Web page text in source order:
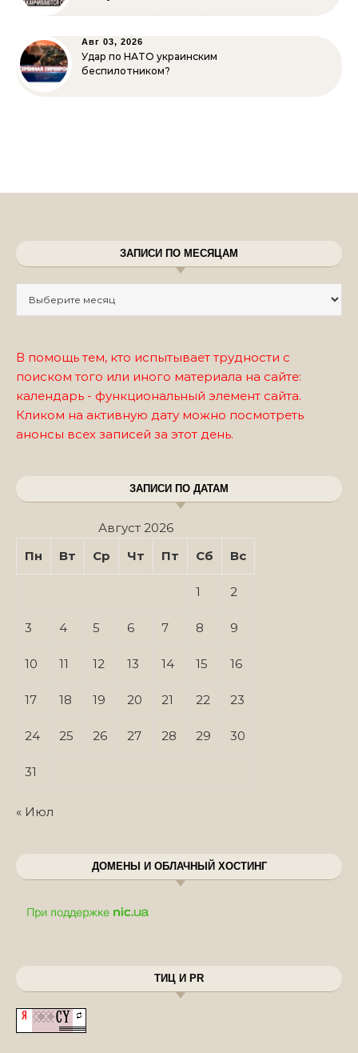
Авг 03, 2026
Удар по НАТО украинским
беспилотником?
ЗАПИСИ ПО МЕСЯЦАМ
В помощь тем, кто испытывает трудности с
поиском того или иного материала на сайте:
календарь - функциональный элемент сайта.
Кликом на активную дату можно посмотреть
анонсы всех записей за этот день.
ЗАПИСИ ПО ДАТАМ
Август 2026
Пн
Вт Ср Чт Пт Сб Вс
1 2
3 4 5 6 7 8 9
10 11 12 13 14 15 16
17 18 19 20 21 22 23
24 25 26 27 28 29 30
31
« Июл
ДОМЕНЫ И ОБЛАЧНЫЙ ХОСТИНГ
ТИЦ И PR